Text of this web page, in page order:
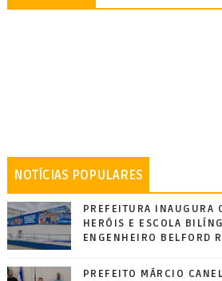
NOTÍCIAS POPULARES
PREFEITURA INAUGURA
HERÓIS E ESCOLA
ENGENHEIRO BELFORD
PREFEITO MÁRCIO